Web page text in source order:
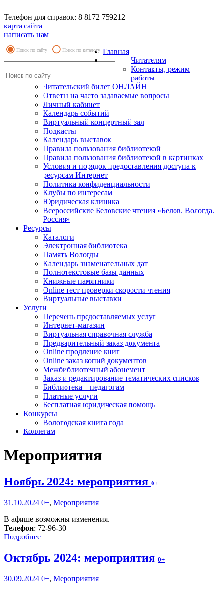
Телефон для справок: 8 8172 759212
карта сайта
написать нам
Поиск по сайту Поиск по каталогу Главная
Читателям
Контакты, режим
работы
Читательский билет ОНЛАЙН
Ответы на часто задаваемые вопросы
Личный кабинет
Календарь событий
Виртуальный концертный зал
Подкасты
Календарь выставок
Правила пользования библиотекой
Правила пользования библиотекой в картинках
Условия и порядок предоставления доступа к
ресурсам Интернет
Политика конфиденциальности
Клубы по интересам
Юридическая клиника
Всероссийские Беловские чтения «Белов. Вологда.
Россия»
Ресурсы
Каталоги
Электронная библиотека
Память Вологды
Календарь знаменательных дат
Полнотекстовые базы данных
Книжные памятники
Online тест проверки скорости чтения
Виртуальные выставки
Услуги
Перечень предоставляемых услуг
Интернет-магазин
Виртуальная справочная служба
Предварительный заказ документа
Online продление книг
Online заказ копий документов
Межбиблиотечный абонемент
Заказ и редактирование тематических списков
Библиотека – педагогам
Платные услуги
Бесплатная юридическая помощь
Конкурсы
Вологодская книга года
Коллегам
Мероприятия
Ноябрь 2024: мероприятия 0+
31.10.2024 0+, Мероприятия
В афише возможны изменения.
Телефон: 72-96-30
Подробнее
Октябрь 2024: мероприятия 0+
30.09.2024 0+, Мероприятия